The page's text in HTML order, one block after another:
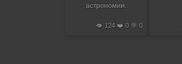
астрономии.
👁️ 124 ❤️ 0 💬 0